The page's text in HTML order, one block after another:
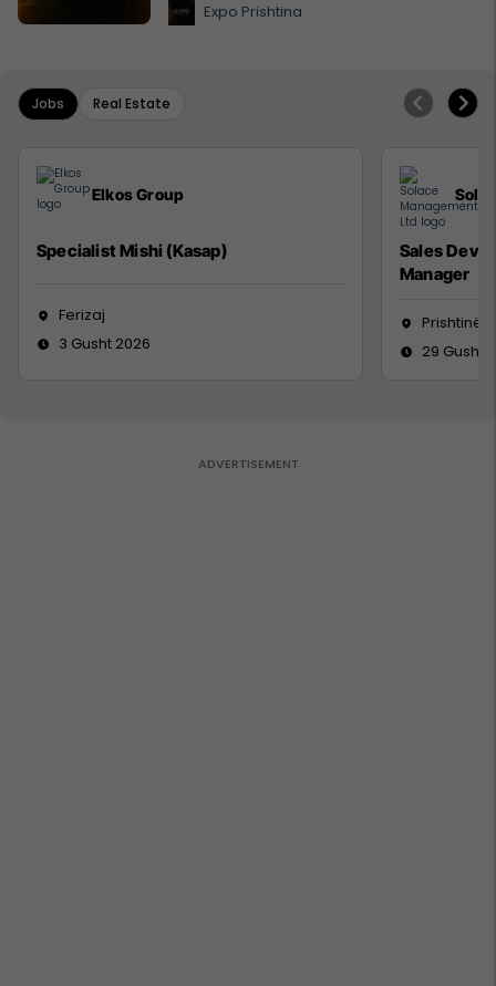
Expo Prishtina
Jobs Real Estate
Elkos Group
Specialist Mishi (Kasap)
Ferizaj
3 Gusht 2026
Sales
Manager
Prishtinë
29 Gusht